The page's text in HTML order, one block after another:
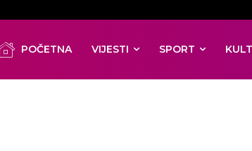
POČETNA VIJESTI SPORT